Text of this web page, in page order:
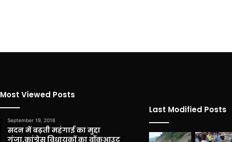
Most Viewed Posts
September 19, 2018
सदन में बढ़ती महंगाई का मुद्दा
गूंजा,कांग्रेस विधायकों का वॉकआउट
Last Modified Posts